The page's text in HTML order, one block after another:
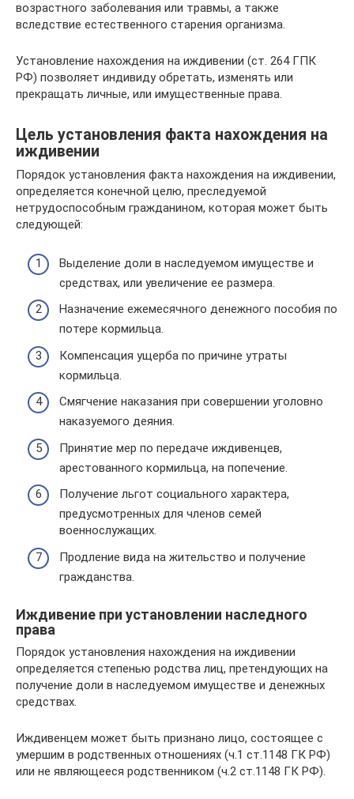
возрастного заболевания или травмы, а также
вследствие естественного старения организма.
Установление нахождения на иждивении (ст. 264 ГПК
РФ) позволяет индивиду обретать, изменять или
прекращать личные, или имущественные права.
Цель установления факта нахождения на
иждивении
Порядок установления факта нахождения на иждивении,
определяется конечной целю, преследуемой
нетрудоспособным гражданином, которая может быть
следующей:
Выделение доли в наследуемом имуществе и
средствах, или увеличение ее размера.
Назначение ежемесячного денежного пособия по
потере кормильца.
Компенсация ущерба по причине утраты
кормильца.
Смягчение наказания при совершении уголовно
наказуемого деяния.
Принятие мер по передаче иждивенцев,
арестованного кормильца, на попечение.
Получение льгот социального характера,
предусмотренных для членов семей
военнослужащих.
Продление вида на жительство и получение
гражданства.
Иждивение при установлении наследного
права
Порядок установления нахождения на иждивении
определяется степенью родства лиц, претендующих на
получение доли в наследуемом имуществе и денежных
средствах.
Иждивенцем может быть признано лицо, состоящее с
умершим в родственных отношениях (ч.1 ст.1148 ГК РФ)
или не являющееся родственником (ч.2 ст.1148 ГК РФ).